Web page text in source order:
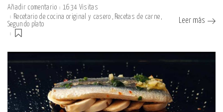
Añadir comentario
1634 Visitas
Recetario de cocina original y casero
Recetas de carne
Segundo plato
Leer más